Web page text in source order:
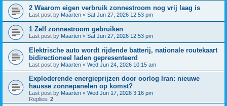
2 Waarom eigen verbruik zonnestroom nog vrij laag is
Last post by Maarten « Sat Jun 27, 2026 12:53 pm
1 Zelf zonnestroom gebruiken
Last post by Maarten « Sat Jun 27, 2026 12:53 pm
Elektrische auto wordt rijdende batterij, nationale routekaart
bidirectioneel laden gepresenteerd
Last post by Maarten « Wed Jun 24, 2026 10:15 am
Exploderende energieprijzen door oorlog Iran: nieuwe
hausse zonnepanelen op komst?
Last post by Maarten « Wed Jun 17, 2026 3:16 pm
Replies: 2